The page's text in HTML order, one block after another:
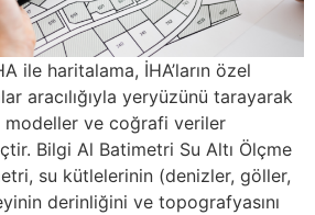
ile haritalama, İHA’ların özel
aracılığıyla yeryüzünü tarayarak
modeller ve coğrafi veriler
Bilgi Al Batimetri Su Altı Ölçme
su kütlelerinin (denizler, göller,
derinliğini ve topografyasını